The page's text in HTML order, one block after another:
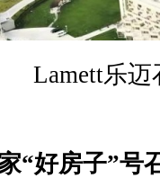
Lamett乐
“好房子”号